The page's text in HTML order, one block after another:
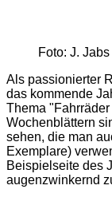
Foto: J. Jabs
Als passionierter
das kommende
Thema
Wochenblättern
sehen, die man
Exemplare)
Beispielseite des
augenzwinkernd